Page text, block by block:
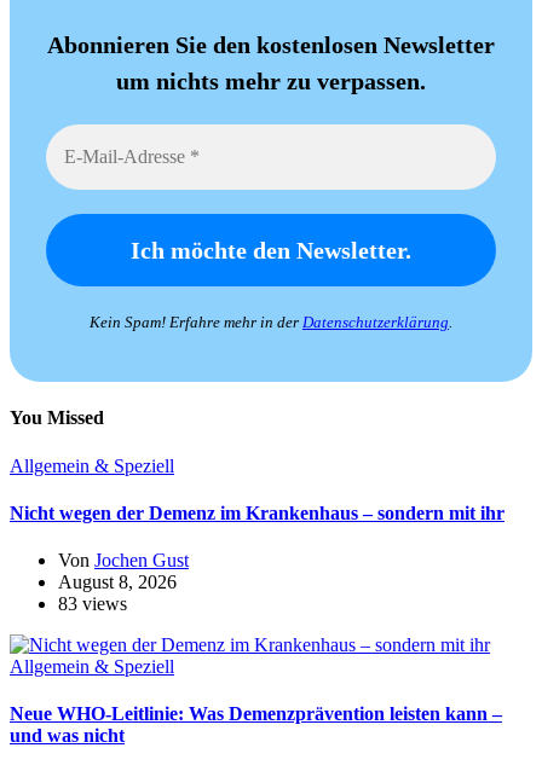
Abonnieren Sie den kostenlosen Newsletter
um nichts mehr zu verpassen.
Kein Spam! Erfahre mehr in der Datenschutzerklärung.
You Missed
Allgemein & Speziell
Nicht wegen der Demenz im Krankenhaus – sondern mit ihr
Von Jochen Gust
August 8, 2026
83 views
Allgemein & Speziell
Neue WHO-Leitlinie: Was Demenzprävention leisten kann –
und was nicht